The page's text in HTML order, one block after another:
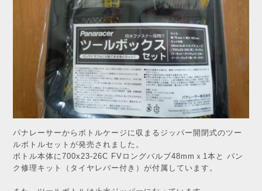
パナレーサーからボトルケージに収まるジッパー開閉式のツー
ルボトルセットが発売されました。
ボトル本体に700x23-26C FVロングバルブ48mmｘ1本と パン
ク修理キット（タイヤレバー付き）が付属しています。